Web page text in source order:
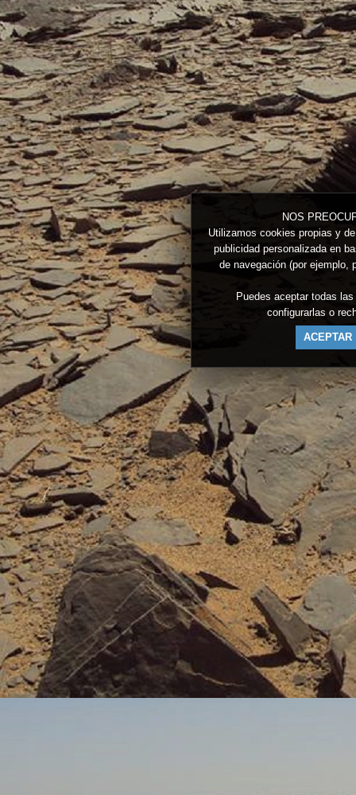
NOS
Utilizamos cookies propias y
publicidad personalizada en
de navegación (por
Puedes aceptar todas
configurarlas o
ACEPTAR